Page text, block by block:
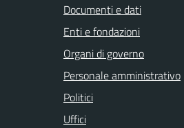
Documenti e dati
Enti e fondazioni
Organi di governo
Personale amministrativo
Politici
Uffici